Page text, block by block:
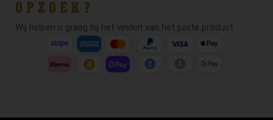
OPZOEK?
Wij helpen u graag bij het vinden van het juiste product.